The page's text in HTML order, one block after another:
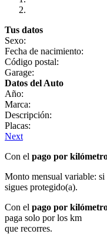
Tus datos
Sexo:
Fecha de nacimiento:
Código postal:
Garage:
Datos del Auto
Año:
Marca:
Descripción:
Placas:
Next
Con el pago por
Monto mensual variable: si
sigues protegido(a).
Con el pago por
paga solo por los km
que recorres.